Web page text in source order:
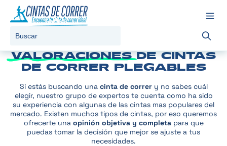
Ir al contenido
Toggle
Buscar
VALORACIONESDE CINTAS
DE CORRER PLEGABLES
Si estás buscando unacinta de correry no sabes cuál
elegir, nuestro grupo de expertos te cuenta como ha sido
su experiencia con algunas de las cintas mas populares del
mercado. Existen muchos tipos de cintas, por eso queremos
ofrecerte unaopinión objetiva y completapara que
puedas tomar la decisión que mejor se ajuste a tus
necesidades.